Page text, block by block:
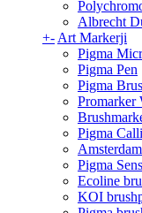
Albrecht
+- Art Markerji
Pigma
Pigma Pen
Pigma
Promarker
Pigma
Pigma
Ecoline
KOI